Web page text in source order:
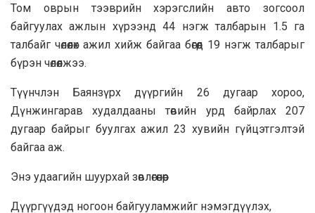
Том оврын тээврийн хэрэгслийн авто зогсоол
байгуулах ажлын хүрээнд 44 нэгж талбарын 1.5 га
талбайг чөлөөлөх ажил хийж байгаа бөгөөд 19 нэгж талбарыг
бүрэн чөлөөлжээ.
Түүнчлэн Баянзүрх дүүргийн 26 дугаар хороо,
Дүнжингарав худалдааны төвийн урд байрлах 207
дугаар байрыг буулгах ажил 23 хувийн гүйцэтгэлтэй
байгаа аж.
Энэ удаагийн шуурхай зөвлөгөөнөөр
Дүүргүүдэд ногоон байгууламжийг нэмэгдүүлэх,